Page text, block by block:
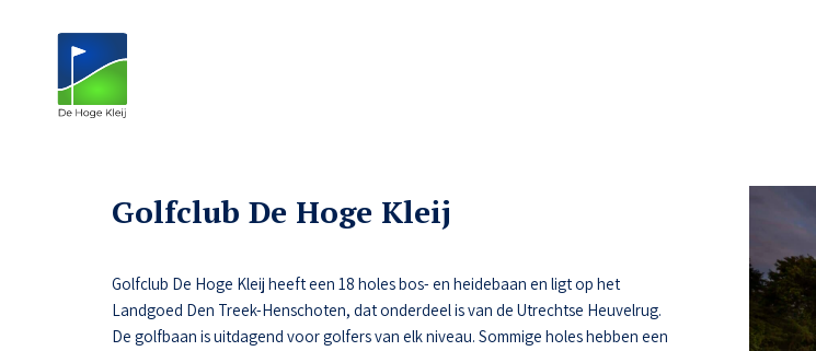
Golfclub De Hoge Kleij
Golfclub De Hoge Kleij heeft een 18 holes bos- en heidebaan en ligt op het
Landgoed Den Treek-Henschoten, dat onderdeel is van de Utrechtse Heuvelrug.
De golfbaan is uitdagend voor golfers van elk niveau. Sommige holes hebben een